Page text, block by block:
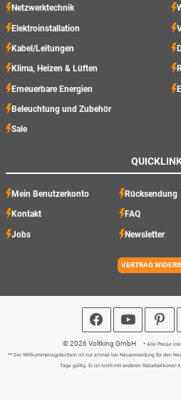
Netzwerktechnik
Elektroinstallation
Kabel/Leitungen
Klima, Heizen & Lüften
Erneuerbare Energien
Beleuchtung und Zubehör
Sale
Mein Benutzerkonto Rücksendung
Kontakt FAQ
Jobs Newsletter
VERTRAG
© 2026 Voltking GmbH * Alle Preise
** Der Willkommensgutschein ist nur einmal bei Neuanmeldung für den
Tage gültig. Er ist nicht mit anderen Rabattaktionen